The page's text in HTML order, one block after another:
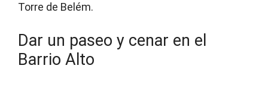
Torre de Belém.
Dar un paseo y cenar en el
Barrio Alto